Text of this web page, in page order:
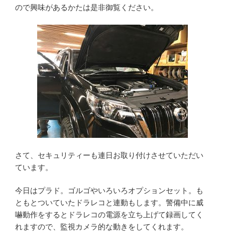
ので興味があるかたは是非御覧ください。
さて、セキュリティーも連日お取り付けさせていただい
ています。
今日はプラド。ゴルゴやいろいろオプションセット。も
ともとついていたドラレコと連動もします。警備中に威
嚇動作をするとドラレコの電源を立ち上げて録画してく
れますので、監視カメラ的な動きをしてくれます。